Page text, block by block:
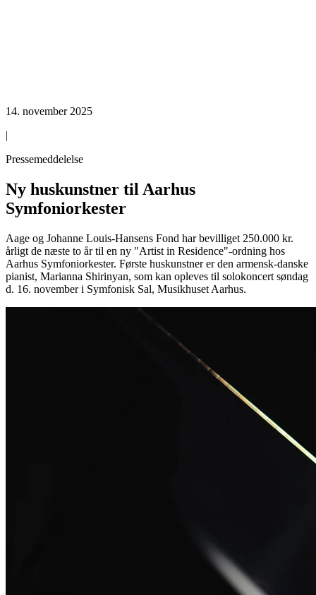
14. november 2025
|
Pressemeddelelse
Ny huskunstner til Aarhus
Symfoniorkester
Aage og Johanne Louis-Hansens Fond har bevilliget 250.000 kr.
årligt de næste to år til en ny "Artist in Residence"-ordning hos
Aarhus Symfoniorkester. Første huskunstner er den armensk-danske
pianist, Marianna Shirinyan, som kan opleves til solokoncert søndag
d. 16. november i Symfonisk Sal, Musikhuset Aarhus.